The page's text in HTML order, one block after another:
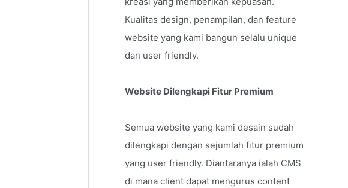
Kualitas design, penampilan, dan feature
website yang kami bangun selalu unique
dan user friendly.
Website Dilengkapi Fitur Premium
Semua website yang kami desain sudah
dilengkapi dengan sejumlah fitur premium
yang user friendly. Diantaranya ialah CMS
di mana client dapat mengurus content